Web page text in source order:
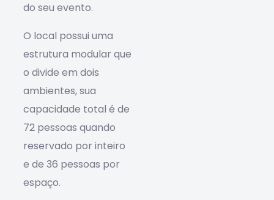
do seu evento.
O local possui uma
estrutura modular que
o divide em dois
ambientes, sua
capacidade total é de
72 pessoas quando
reservado por inteiro
e de 36 pessoas por
espaço.